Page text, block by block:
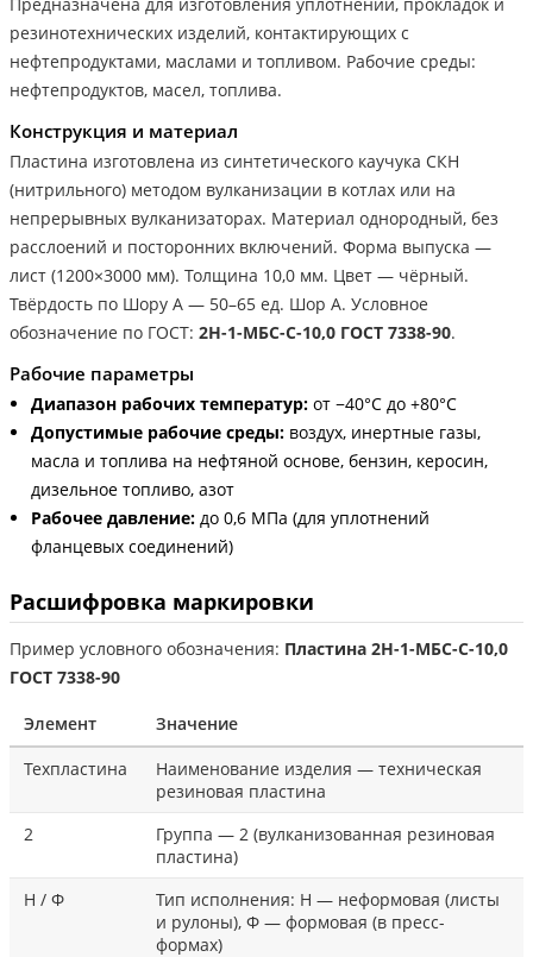
резинотехнических изделий, контактирующих с
нефтепродуктами, маслами и топливом. Рабочие среды:
нефтепродуктов, масел, топлива.
Конструкция и материал
Пластина изготовлена из синтетического каучука СКН
(нитрильного) методом вулканизации в котлах или на
непрерывных вулканизаторах. Материал однородный, без
расслоений и посторонних включений. Форма выпуска —
лист (1200×3000 мм). Толщина 10,0 мм. Цвет — чёрный.
Твёрдость по Шору А — 50–65 ед. Шор А. Условное
обозначение по ГОСТ: 2Н-1-МБС-С-10,0 ГОСТ 7338-90.
Рабочие параметры
Диапазон рабочих температур: от −40°С до +80°С
Допустимые рабочие среды: воздух, инертные газы,
масла и топлива на нефтяной основе, бензин, керосин,
дизельное топливо, азот
Рабочее давление: до 0,6 МПа (для уплотнений
фланцевых соединений)
Расшифровка маркировки
Пример условного обозначения: Пластина 2Н-1-МБС-С-10,0
ГОСТ 7338-90
Элемент
Значение
Техпластина
Наименование изделия — техническая
резиновая пластина
2
Группа — 2 (вулканизованная резиновая
пластина)
Н / Ф
Тип исполнения: Н — неформовая (листы
и рулоны), Ф — формовая (в пресс-
формах)